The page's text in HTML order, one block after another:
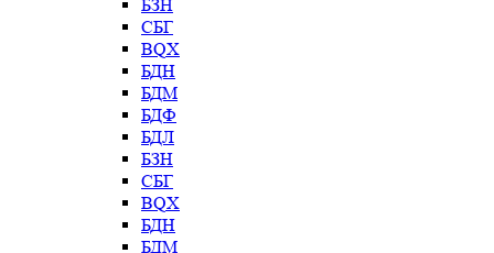
БЗН
СБГ
BQX
БДН
БДМ
БДФ
БДЛ
БЗН
СБГ
BQX
БДН
БДМ